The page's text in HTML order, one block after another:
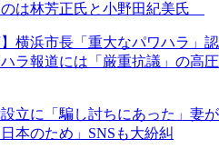
は林芳正氏と小野田紀美氏
横浜市長「重大なパワハラ」認
ラ報道には「厳重抗議」の高圧
立に「騙し討ちにあった」妻が
本のため」SNSも大紛糾